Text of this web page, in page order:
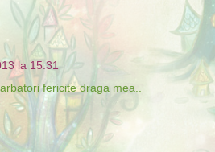
la 15:31
fericite draga mea..